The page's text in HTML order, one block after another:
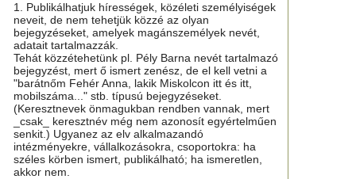
1. Publikálhatjuk hírességek, közéleti személyiségek
neveit, de nem tehetjük közzé az olyan
bejegyzéseket, amelyek magánszemélyek nevét,
adatait tartalmazzák.
Tehát közzétehetünk pl. Pély Barna nevét tartalmazó
bejegyzést, mert ő ismert zenész, de el kell vetni a
"barátnőm Fehér Anna, lakik Miskolcon itt és itt,
mobilszáma..." stb. típusú bejegyzéseket.
(Keresztnevek önmagukban rendben vannak, mert
_csak_ keresztnév még nem azonosít egyértelműen
senkit.) Ugyanez az elv alkalmazandó
intézményekre, vállalkozásokra, csoportokra: ha
széles körben ismert, publikálható; ha ismeretlen,
akkor nem.